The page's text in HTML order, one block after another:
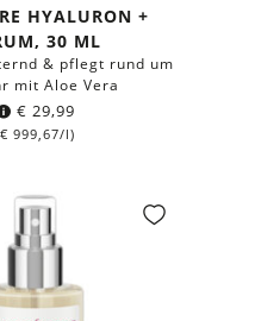
HYALURON +
30 ML
& pflegt rund um
mit Aloe Vera
€ 29,99
€ 999,67/l)